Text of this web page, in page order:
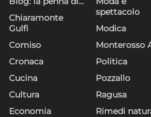
Chiaramonte
Gulfi
Comiso
Cronaca
Cucina
Cultura
Economia
spettacolo
Modica
Monterosso
Politica
Pozzallo
Ragusa
Rimedi